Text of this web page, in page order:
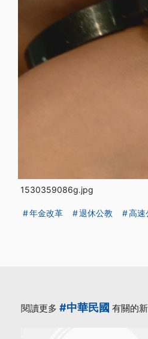
1530359086g.jpg
年金改革 退休公教 高速
閱讀更多 #中華民國 有關的